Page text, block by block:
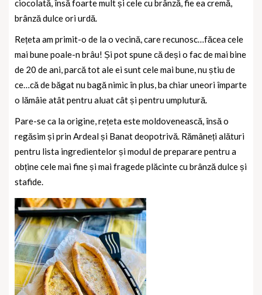
ciocolată, însă foarte mult și cele cu brânză, fie ea cremă,
brânză dulce ori urdă.
Rețeta am primit-o de la o vecină, care recunosc…făcea cele
mai bune poale-n brâu! Și pot spune că deși o fac de mai bine
de 20 de ani, parcă tot ale ei sunt cele mai bune, nu știu de
ce…că de băgat nu bagă nimic în plus, ba chiar uneori împarte
o lămâie atât pentru aluat cât și pentru umplutură.
Pare-se ca la origine, rețeta este moldovenească, însă o
regăsim și prin Ardeal și Banat deopotrivă. Rămâneți alături
pentru lista ingredientelor și modul de preparare pentru a
obține cele mai fine și mai fragede plăcinte cu brânză dulce și
stafide.